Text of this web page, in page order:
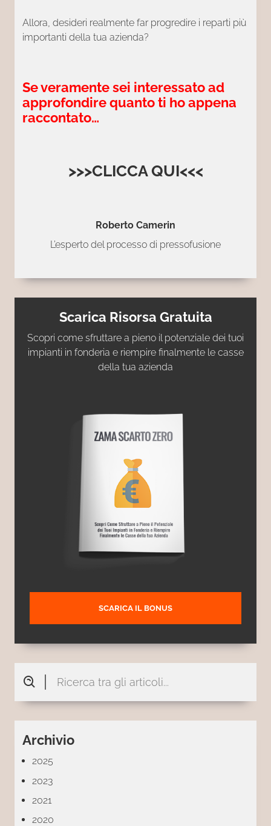
Allora, desideri realmente far progredire i reparti più
importanti della tua azienda?
Se veramente sei interessato ad
approfondire quanto ti ho appena
raccontato…
>>>CLICCA QUI<<<
Roberto Camerin
L’esperto del processo di pressofusione
Scarica Risorsa Gratuita
Scopri come sfruttare a pieno il potenziale dei tuoi
impianti in fonderia e riempire finalmente le casse
della tua azienda
SCARICA IL BONUS
Archivio
2025
2023
2021
2020